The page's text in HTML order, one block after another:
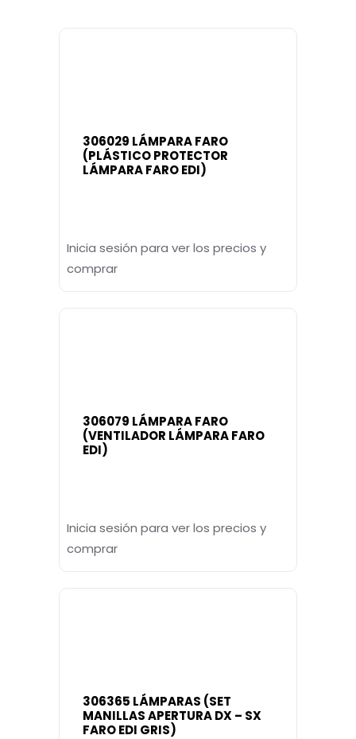
306029 LÁMPARA FARO
(PLÁSTICO PROTECTOR
LÁMPARA FARO EDI)
Inicia sesión para ver los precios y
comprar
306079 LÁMPARA FARO
(VENTILADOR LÁMPARA FARO
EDI)
Inicia sesión para ver los precios y
comprar
306365 LÁMPARAS (SET
MANILLAS APERTURA DX – SX
FARO EDI GRIS)